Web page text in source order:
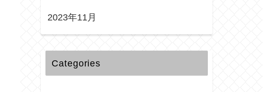
2023年11月
Categories